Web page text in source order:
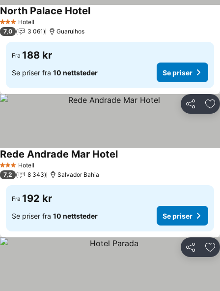
3 StjernerHotell
North Palace HotelSe priser
7,0 3 061 Guarulhos
Fra 188 kr
Se priser fra 10 nettsteder Se priser
Del
3 StjernerHotell
Rede Andrade Mar HotelSe priser
7,2 8 343 Salvador Bahia
Fra 192 kr
Se priser fra 10 nettsteder Se priser
Del